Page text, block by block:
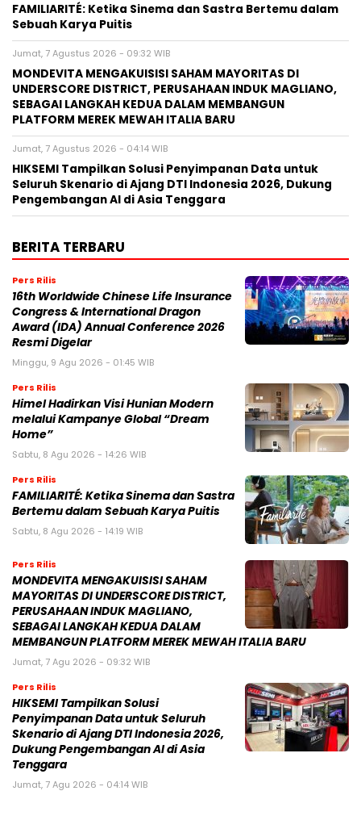
FAMILIARITÉ: Ketika Sinema dan Sastra Bertemu dalam
Sebuah Karya Puitis
Jumat, 7 Agustus 2026 - 09:32 WIB
MONDEVITA MENGAKUISISI SAHAM MAYORITAS DI
UNDERSCORE DISTRICT, PERUSAHAAN INDUK MAGLIANO,
SEBAGAI LANGKAH KEDUA DALAM MEMBANGUN
PLATFORM MEREK MEWAH ITALIA BARU
Jumat, 7 Agustus 2026 - 04:14 WIB
HIKSEMI Tampilkan Solusi Penyimpanan Data untuk
Seluruh Skenario di Ajang DTI Indonesia 2026, Dukung
Pengembangan AI di Asia Tenggara
BERITA TERBARU
Pers Rilis
16th Worldwide Chinese Life Insurance
Congress & International Dragon
Award (IDA) Annual Conference 2026
Resmi Digelar
Minggu, 9 Agu 2026 - 01:45 WIB
Pers Rilis
Himel Hadirkan Visi Hunian Modern
melalui Kampanye Global “Dream
Home”
Sabtu, 8 Agu 2026 - 14:26 WIB
Pers Rilis
FAMILIARITÉ: Ketika Sinema dan Sastra
Bertemu dalam Sebuah Karya Puitis
Sabtu, 8 Agu 2026 - 14:19 WIB
Pers Rilis
MONDEVITA MENGAKUISISI SAHAM
MAYORITAS DI UNDERSCORE DISTRICT,
PERUSAHAAN INDUK MAGLIANO,
SEBAGAI LANGKAH KEDUA DALAM
MEMBANGUN PLATFORM MEREK MEWAH ITALIA BARU
Jumat, 7 Agu 2026 - 09:32 WIB
Pers Rilis
HIKSEMI Tampilkan Solusi
Penyimpanan Data untuk Seluruh
Skenario di Ajang DTI Indonesia 2026,
Dukung Pengembangan AI di Asia
Tenggara
Jumat, 7 Agu 2026 - 04:14 WIB